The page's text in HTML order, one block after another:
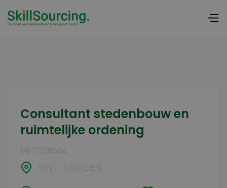
Consultant stedenbouw en
ruimtelijke ordening
METC08644